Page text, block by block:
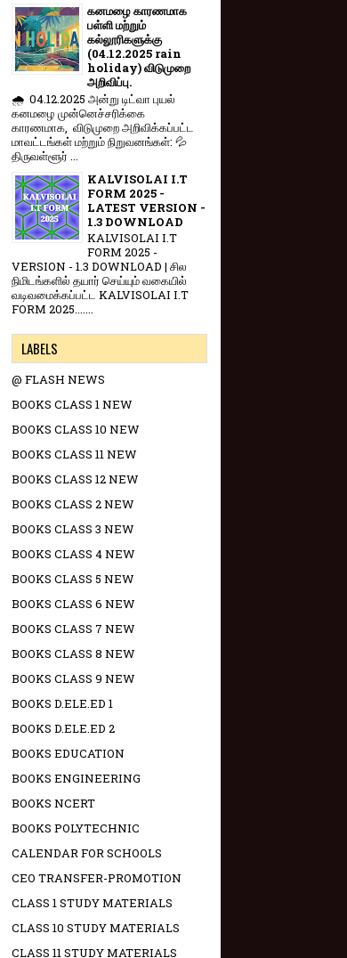
கனமழை காரணமாக
பள்ளி மற்றும்
கல்லூரிகளுக்கு
(04.12.2025 rain
holiday) விடுமுறை
அறிவிப்பு.
🌧️ 04.12.2025 அன்று டிட்வா புயல்
கனமழை முன்னெச்சரிக்கை
காரணமாக, விடுமுறை அறிவிக்கப்பட்ட
மாவட்டங்கள் மற்றும் நிறுவனங்கள்: 💦
திருவள்ளூர் ...
KALVISOLAI I.T
FORM 2025 -
LATEST VERSION -
1.3 DOWNLOAD
KALVISOLAI I.T
FORM 2025 -
VERSION - 1.3 DOWNLOAD | சில
நிமிடங்களில் தயார் செய்யும் வகையில்
வடிவமைக்கப்பட்ட KALVISOLAI I.T
FORM 2025.......
LABELS
@ FLASH NEWS
BOOKS CLASS 1 NEW
BOOKS CLASS 10 NEW
BOOKS CLASS 11 NEW
BOOKS CLASS 12 NEW
BOOKS CLASS 2 NEW
BOOKS CLASS 3 NEW
BOOKS CLASS 4 NEW
BOOKS CLASS 5 NEW
BOOKS CLASS 6 NEW
BOOKS CLASS 7 NEW
BOOKS CLASS 8 NEW
BOOKS CLASS 9 NEW
BOOKS D.ELE.ED 1
BOOKS D.ELE.ED 2
BOOKS EDUCATION
BOOKS ENGINEERING
BOOKS NCERT
BOOKS POLYTECHNIC
CALENDAR FOR SCHOOLS
CEO TRANSFER-PROMOTION
CLASS 1 STUDY MATERIALS
CLASS 10 STUDY MATERIALS
CLASS 11 STUDY MATERIALS